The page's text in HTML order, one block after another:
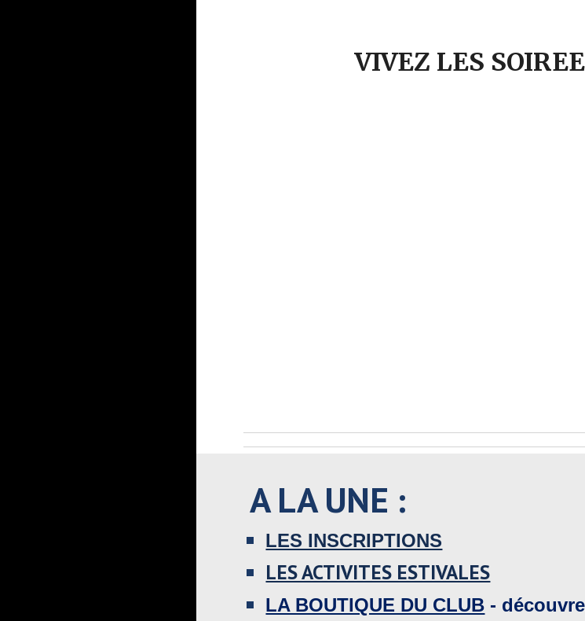
VIVEZ LES
A LA UNE :
LES INSCRIPTIONS
LES ACTIVITES ESTIVALES
LA BOUTIQUE DU CLUB -